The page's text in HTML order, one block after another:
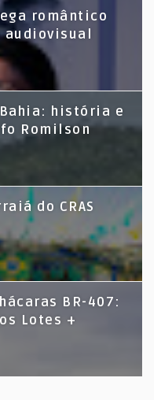
romântico
história e
Romilson
do CRAS
BR-407:
Lotes +